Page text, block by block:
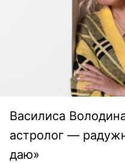
Василиса
астролог —
даю»